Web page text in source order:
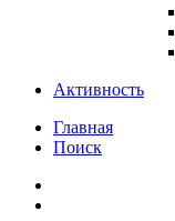
Активность
Главная
Поиск